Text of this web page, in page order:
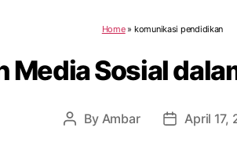
Home» komunikasi pendidikan
Media Sosial
Post
By Ambar
PostApril 17,